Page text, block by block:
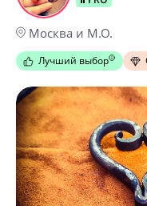
Москва и М.О.
Лучший выбор